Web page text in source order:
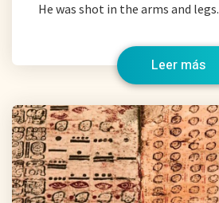
He was shot in the arms and legs.
Leer más